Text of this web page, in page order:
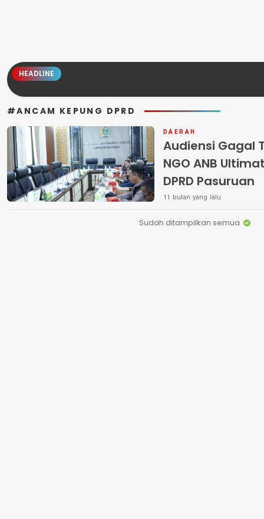
HEADLINE
#ANCAM KEPUNG DPRD
DAERAH
Audiensi Gagal
NGO ANB
DPRD Pasuruan
11 bulan yang lalu
Sudah ditampilkan semua